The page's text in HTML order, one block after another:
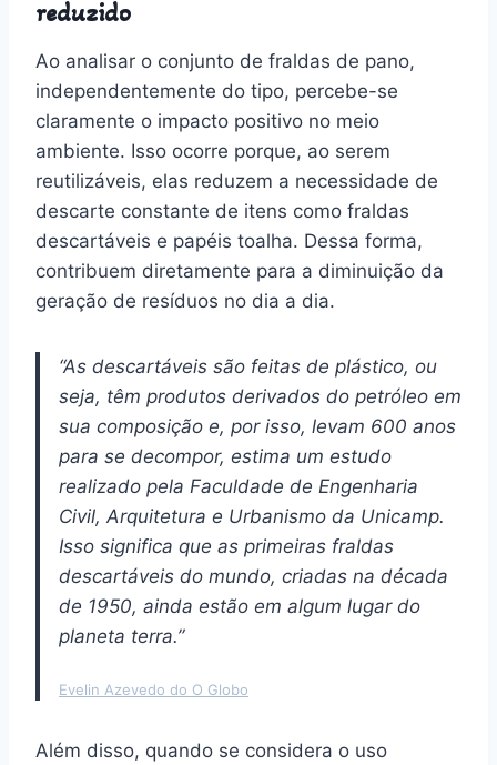
reduzido
Ao analisar o conjunto de fraldas de pano,
independentemente do tipo, percebe-se
claramente o impacto positivo no meio
ambiente. Isso ocorre porque, ao serem
reutilizáveis, elas reduzem a necessidade de
descarte constante de itens como fraldas
descartáveis e papéis toalha. Dessa forma,
contribuem diretamente para a diminuição da
geração de resíduos no dia a dia.
“As descartáveis são feitas de plástico, ou
seja, têm produtos derivados do petróleo em
sua composição e, por isso, levam 600 anos
para se decompor, estima um estudo
realizado pela Faculdade de Engenharia
Civil, Arquitetura e Urbanismo da Unicamp.
Isso significa que as primeiras fraldas
descartáveis do mundo, criadas na década
de 1950, ainda estão em algum lugar do
planeta terra.”
Evelin Azevedo do O Globo
Além disso, quando se considera o uso